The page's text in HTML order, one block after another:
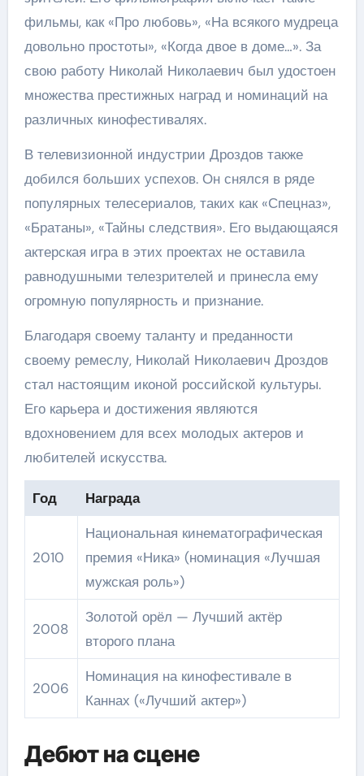
фильмы, как «Про любовь», «На всякого мудреца
довольно простоты», «Когда двое в доме…». За
свою работу Николай Николаевич был удостоен
множества престижных наград и номинаций на
различных кинофестивалях.
В телевизионной индустрии Дроздов также
добился больших успехов. Он снялся в ряде
популярных телесериалов, таких как «Спецназ»,
«Братаны», «Тайны следствия». Его выдающаяся
актерская игра в этих проектах не оставила
равнодушными телезрителей и принесла ему
огромную популярность и признание.
Благодаря своему таланту и преданности
своему ремеслу, Николай Николаевич Дроздов
стал настоящим иконой российской культуры.
Его карьера и достижения являются
вдохновением для всех молодых актеров и
любителей искусства.
Год Награда
2010
Национальная кинематографическая
премия «Ника» (номинация «Лучшая
мужская роль»)
2008
Золотой орёл — Лучший актёр
второго плана
2006
Номинация на кинофестивале в
Каннах («Лучший актер»)
Дебют на сцене